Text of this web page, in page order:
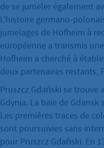
de se jumeler également
L'histoire germano-
jumelages de Hofheim à
européenne a transmis
Hofheim a cherché à
deux partenaires restants,
Pruszcz Gdański se
Gdynia. La baie de
Les premières traces de
sont poursuivies sans
pour Pruszcz Gdański. En